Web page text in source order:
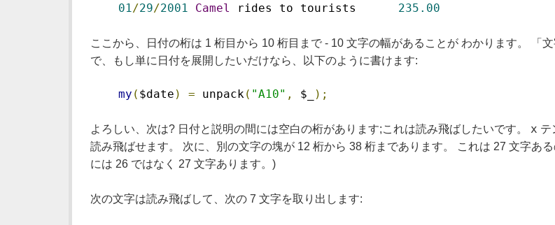
01/29/2001 Camel rides to tourists 235.00
ここから、日付の桁は 1 桁目から 10 桁目まで - 10 文字の幅があることが わかります。 「
で、もし単に日付を展開したいだけなら、以下のように書けます:
my ( $date ) = unpack( "A10" , $_ );
よろしい、次は? 日付と説明の間には空白の桁があります;これは読み飛ばしたいです。 x テ
読み飛ばせます。 次に、別の文字の塊が 12 桁から 38 桁まであります。 これは 27 文字ある
には 26 ではなく 27 文字あります。)
次の文字は読み飛ばして、次の 7 文字を取り出します: